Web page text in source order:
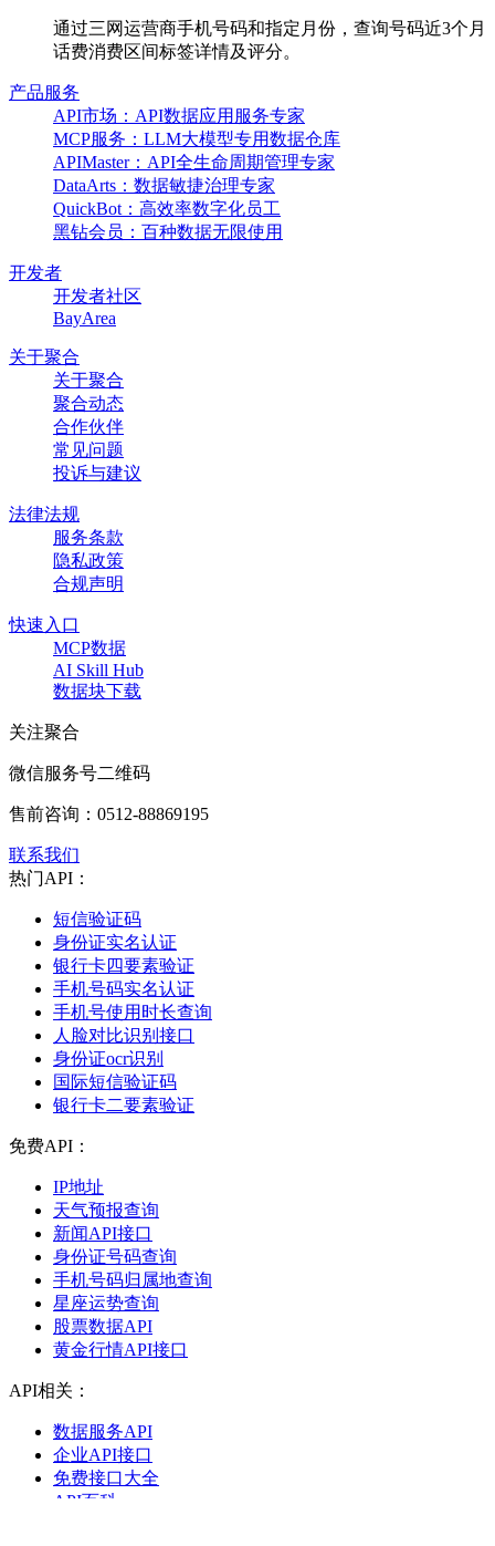
通过三网运营商手机号码和指定月份，查询号码近3个月
话费消费区间标签详情及评分。
产品服务
API市场：API数据应用服务专家
MCP服务：LLM大模型专用数据仓库
APIMaster：API全生命周期管理专家
DataArts：数据敏捷治理专家
QuickBot：高效率数字化员工
黑钻会员：百种数据无限使用
开发者
开发者社区
BayArea
关于聚合
关于聚合
聚合动态
合作伙伴
常见问题
投诉与建议
法律法规
服务条款
隐私政策
合规声明
快速入口
MCP数据
AI Skill Hub
数据块下载
关注聚合
微信服务号二维码
售前咨询： 0512-88869195
联系我们
热门API：
短信验证码
身份证实名认证
银行卡四要素验证
手机号码实名认证
手机号使用时长查询
人脸对比识别接口
身份证ocr识别
国际短信验证码
银行卡二要素验证
免费API：
IP地址
天气预报查询
新闻API接口
身份证号码查询
手机号码归属地查询
星座运势查询
股票数据API
黄金行情API接口
API相关：
数据服务API
企业API接口
免费接口大全
API百科